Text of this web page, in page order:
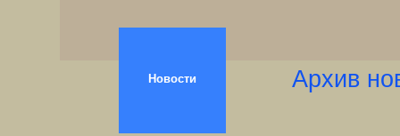
Архив
Новости